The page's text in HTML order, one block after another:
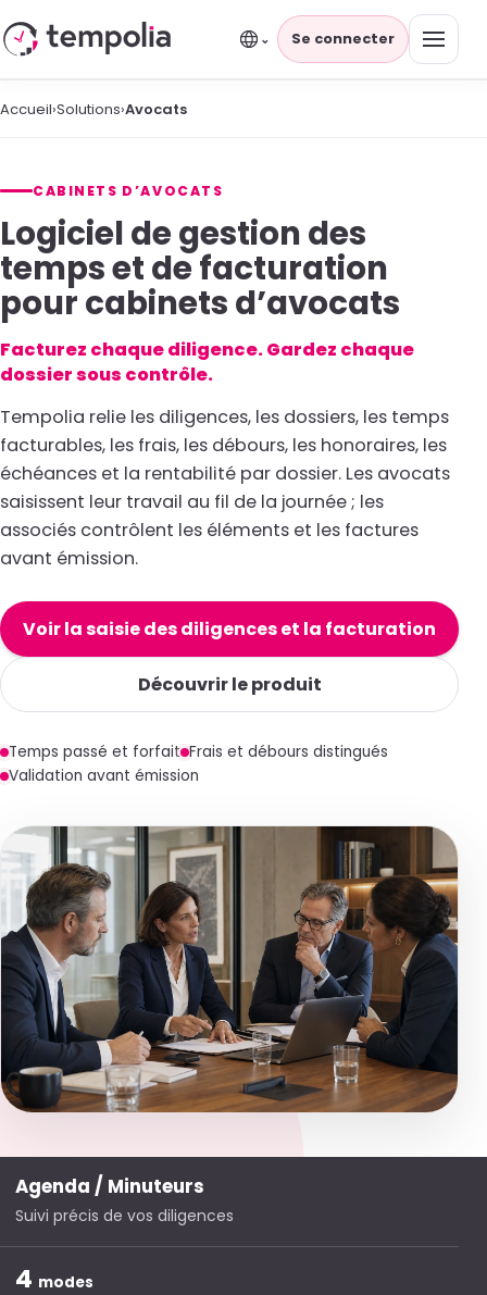
⌄ Se connecter
Accueil›Solutions›Avocats
CABINETS D’AVOCATS
Logiciel de gestion des
temps et de facturation
pour cabinets d’avocats
Facturez chaque diligence. Gardez chaque
dossier sous contrôle.
Tempolia relie les diligences, les dossiers, les temps
facturables, les frais, les débours, les honoraires, les
échéances et la rentabilité par dossier. Les avocats
saisissent leur travail au fil de la journée ; les
associés contrôlent les éléments et les factures
avant émission.
Voir la saisie des diligences et la facturation
Découvrir le produit
Temps passé et forfait Frais et débours distingués
Validation avant émission
Agenda / Minuteurs
Suivi précis de vos diligences
4 modes